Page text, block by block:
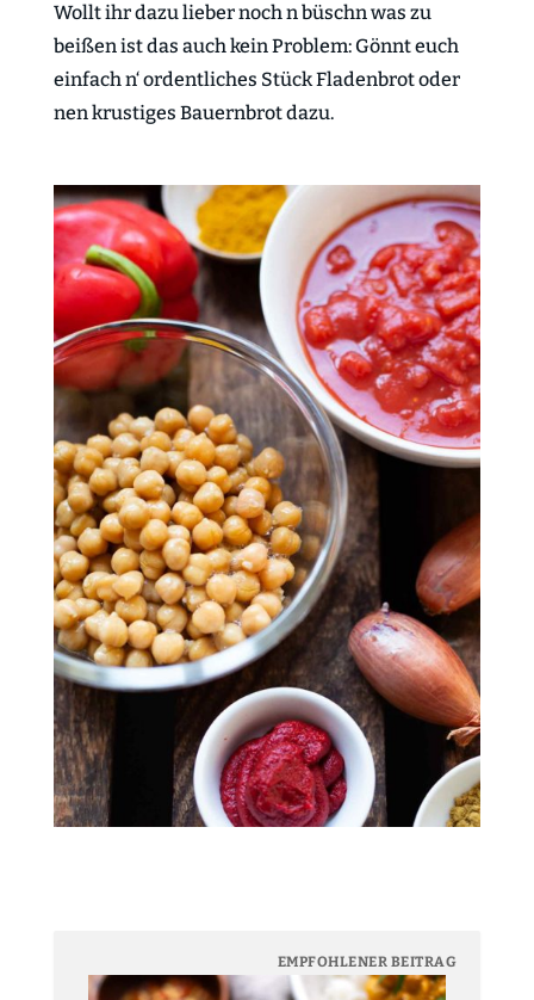
Wollt ihr dazu lieber noch n büschn was zu
beißen ist das auch kein Problem: Gönnt euch
einfach n‘ ordentliches Stück Fladenbrot oder
nen krustiges Bauernbrot dazu.
EMPFOHLENER BEITRAG